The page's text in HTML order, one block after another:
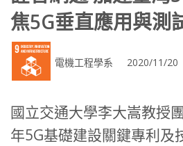
焦5G垂直應用與測
電機工程學系 2020/11/20
國立交通大學李大嵩教授
年5G基礎建設關鍵專利及